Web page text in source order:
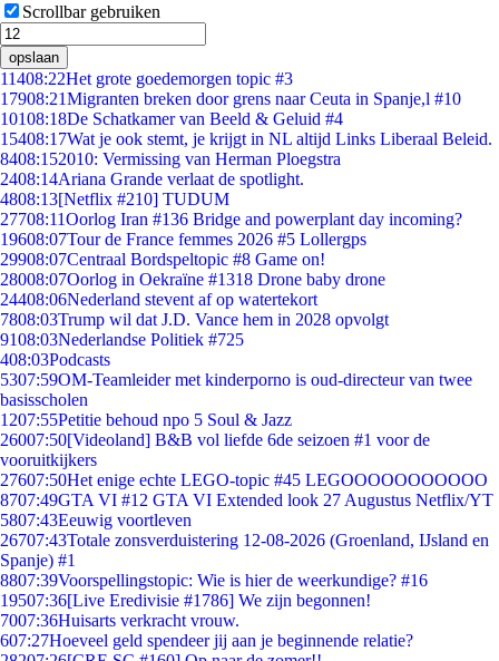
Scrollbar gebruiken
opslaan
11408:22Het grote goedemorgen topic #3
17908:21Migranten breken door grens naar Ceuta in Spanje,l #10
10108:18De Schatkamer van Beeld & Geluid #4
15408:17Wat je ook stemt, je krijgt in NL altijd Links Liberaal Beleid.
8408:152010: Vermissing van Herman Ploegstra
2408:14Ariana Grande verlaat de spotlight.
4808:13[Netflix #210] TUDUM
27708:11Oorlog Iran #136 Bridge and powerplant day incoming?
19608:07Tour de France femmes 2026 #5 Lollergps
29908:07Centraal Bordspeltopic #8 Game on!
28008:07Oorlog in Oekraïne #1318 Drone baby drone
24408:06Nederland stevent af op watertekort
7808:03Trump wil dat J.D. Vance hem in 2028 opvolgt
9108:03Nederlandse Politiek #725
408:03Podcasts
5307:59OM-Teamleider met kinderporno is oud-directeur van twee
basisscholen
1207:55Petitie behoud npo 5 Soul & Jazz
26007:50[Videoland] B&B vol liefde 6de seizoen #1 voor de
vooruitkijkers
27607:50Het enige echte LEGO-topic #45 LEGOOOOOOOOOOO
8707:49GTA VI #12 GTA VI Extended look 27 Augustus Netflix/YT
5807:43Eeuwig voortleven
26707:43Totale zonsverduistering 12-08-2026 (Groenland, IJsland en
Spanje) #1
8807:39Voorspellingstopic: Wie is hier de weerkundige? #16
19507:36[Live Eredivisie #1786] We zijn begonnen!
7007:36Huisarts verkracht vrouw.
607:27Hoeveel geld spendeer jij aan je beginnende relatie?